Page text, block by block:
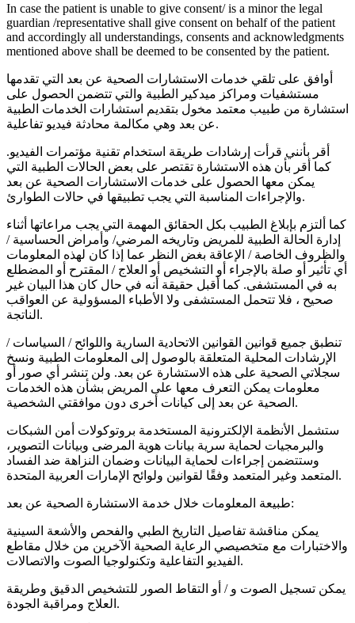
In case the patient is unable to give consent/ is a minor the legal
guardian /representative shall give consent on behalf of the patient
and accordingly all understandings, consents and acknowledgments
mentioned above shall be deemed to be consented by the patient.
أوافق على تلقي خدمات الاستشارات الصحية عن بعد التي تقدمها
مستشفيات ومراكز ميدكير الطبية والتي تتضمن الحصول على
استشارة من طبيب معتمد مخول بتقديم استشارات الخدمات الطبية
عن بعد وهي مكالمة محادثة فيديو تفاعلية.
أقر بأنني قرأت إرشادات طريقة استخدام تقنية مؤتمرات الفيديو.
كما أقر بأن هذه الاستشارة تقتصر على بعض الحالات الطبية التي
يمكن معها الحصول على خدمات الاستشارات الصحية عن بعد
والإجراءات المناسبة التي يجب تطبيقها في حالات الطوارئ.
كما ألتزم بإبلاغ الطبيب بكل الحقائق المهمة التي يجب مراعاتها أثناء
إدارة الحالة الطبية للمريض وتاريخه المرضي/ وأمراض الحساسية /
والظروف الخاصة / الإعاقة بغض النظر عما إذا كان لهذه المعلومات
أي تأثير أو صلة بالإجراء أو التشخيص أو العلاج / المقترح أو المضطلع
به في المستشفى. كما أقبل حقيقة أنه في حال كان هذا البيان غير
صحيح ، فلا تتحمل المستشفى ولا الأطباء المسؤولية عن العواقب
الناتجة.
تنطبق جميع قوانين القوانين الاتحادية السارية واللوائح / السياسات /
الإرشادات المحلية المتعلقة بالوصول إلى المعلومات الطبية ونسخ
سجلاتي الصحية على هذه الاستشارة عن بعد. ولن تنشر أي صور أو
معلومات يمكن التعرف معها على المريض بشأن هذه الخدمات
الصحية عن بعد إلى كيانات أخرى دون موافقتي الشخصية.
ستشمل الأنظمة الإلكترونية المستخدمة بروتوكولات أمن الشبكات
والبرمجيات لحماية سرية بيانات هوية المرضى وبيانات التصوير،
وستتضمن إجراءات لحماية البيانات وضمان النزاهة ضد الفساد
المتعمد وغير المتعمد وفقًا لقوانين ولوائح الإمارات العربية المتحدة.
طبيعة المعلومات خلال خدمة الاستشارة الصحية عن بعد:
يمكن مناقشة تفاصيل التاريخ الطبي والفحص والأشعة السينية
والاختبارات مع متخصيصي الرعاية الصحية الآخرين من خلال مقاطع
الفيديو التفاعلية وتكنولوجيا الصوت والاتصالات.
يمكن تسجيل الصوت و / أو التقاط الصور للتشخيص الدقيق وطريقة
العلاج ومراقبة الجودة.